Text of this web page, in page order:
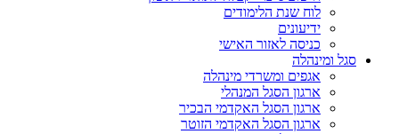
לוח שנת הלימודים
ידיעונים
כניסה לאזור האישי
סגל ומינהלה
אגפים ומשרדי מינהלה
ארגון הסגל המנהלי
ארגון הסגל האקדמי הבכיר
ארגון הסגל האקדמי הזוטר